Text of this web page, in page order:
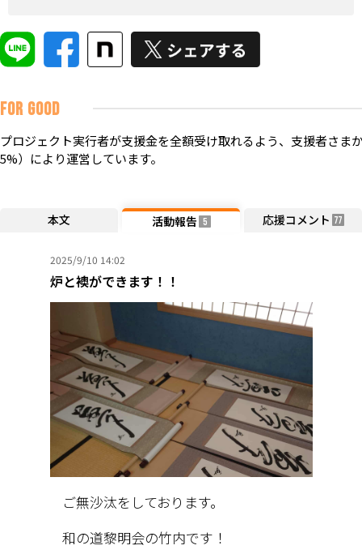
FOR GOOD
プロジェクト実行者が支援金を全額受け取れるよう、支援者さま
5%）により運営しています。
本文 活動報告 5 応援コメント 77
2025/9/10 14:02
炉と襖ができます！！
ご無沙汰をしております。
和の道黎明会の竹内です！